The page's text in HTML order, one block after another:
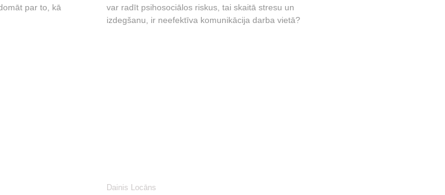
par to, kā
var radīt psihosociālos riskus, tai skaitā stresu un
izdegšanu, ir neefektīva komunikācija darba vietā?
Dainis Locāns